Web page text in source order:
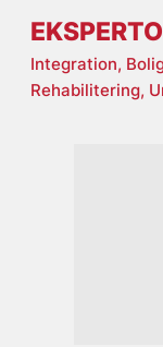
Integration,
Rehabilitering,